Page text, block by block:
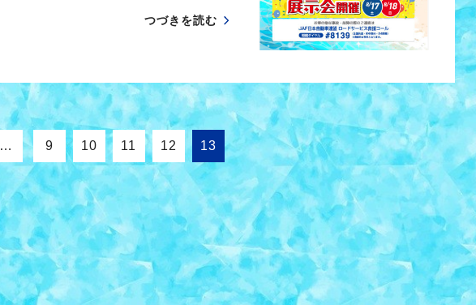
つづきを読む
… 9 10 11 12 13